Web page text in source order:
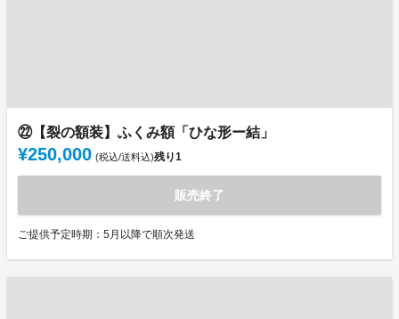
㉒【裂の額装】ふくみ額「ひな形ー結」
¥250,000 (税込/送料込)残り1
販売終了
ご提供予定時期：5月以降で順次発送